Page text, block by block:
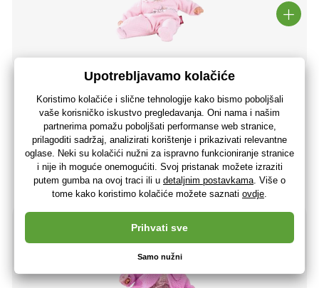
Götz beba Muffin dreamy flower 33cm
,72 €
,58 €bez PDV-a
+ 45 bodova
Zadnji komad na zalihi(U vas 11.08.)